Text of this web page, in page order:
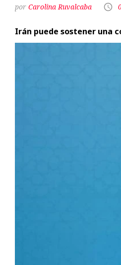
Carolina Ruvalcaba
Irán puede sostener una